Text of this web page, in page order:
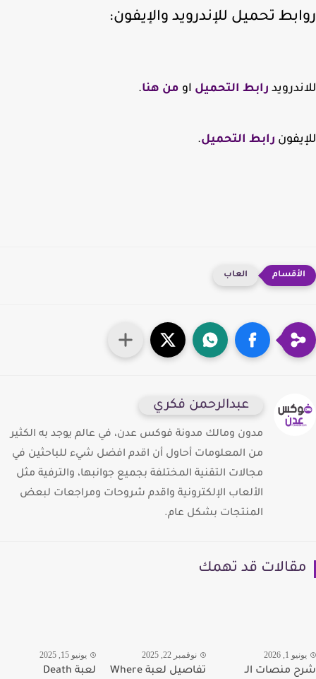
تحميل للإندرويد والإيفون:
رابط التحميلاو من هنا.
رابط التحميل.
العاب
عبدالرحمن فكري
مدون ومالك مدونة فوكس عدن، في عالم يوجد به الكثير
من المعلومات أحاول أن اقدم افضل شيء للباحثين في
مجالات التقنية المختلفة بجميع جوانبها، والترفية مثل
الألعاب الإلكترونية واقدم شروحات ومراجعات لبعض
المنتجات بشكل عام.
قد تهمك
1, 2026
منصات الـ
نوفمبر 22, 2025
تفاصيل لعبة Where
يونيو 15, 2025
لعبة Death